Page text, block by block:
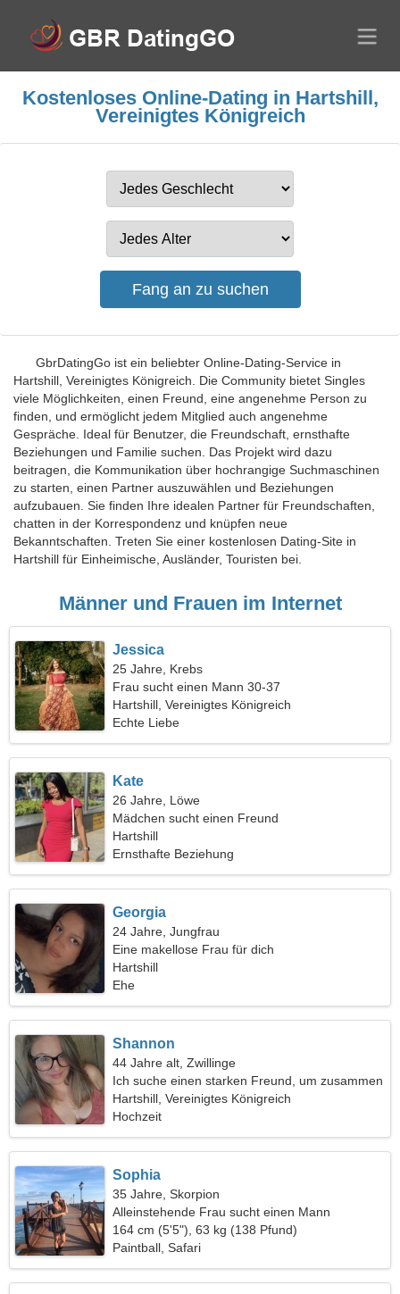
Kostenloses Online-Dating in Hartshill,
Vereinigtes Königreich
GbrDatingGo ist ein beliebter Online-Dating-Service in
Hartshill, Vereinigtes Königreich. Die Community bietet Singles
viele Möglichkeiten, einen Freund, eine angenehme Person zu
finden, und ermöglicht jedem Mitglied auch angenehme
Gespräche. Ideal für Benutzer, die Freundschaft, ernsthafte
Beziehungen und Familie suchen. Das Projekt wird dazu
beitragen, die Kommunikation über hochrangige Suchmaschinen
zu starten, einen Partner auszuwählen und Beziehungen
aufzubauen. Sie finden Ihre idealen Partner für Freundschaften,
chatten in der Korrespondenz und knüpfen neue
Bekanntschaften. Treten Sie einer kostenlosen Dating-Site in
Hartshill für Einheimische, Ausländer, Touristen bei.
Männer und Frauen im Internet
Jessica
25 Jahre, Krebs
Frau sucht einen Mann 30-37
Hartshill, Vereinigtes Königreich
Echte Liebe
Kate
26 Jahre, Löwe
Mädchen sucht einen Freund
Hartshill
Ernsthafte Beziehung
Georgia
24 Jahre, Jungfrau
Eine makellose Frau für dich
Hartshill
Ehe
Shannon
44 Jahre alt, Zwillinge
Ich suche einen starken Freund, um zusammen
zu reisen
Hartshill, Vereinigtes Königreich
Hochzeit
Sophia
35 Jahre, Skorpion
Alleinstehende Frau sucht einen Mann
164 cm (5'5"), 63 kg (138 Pfund)
Paintball, Safari